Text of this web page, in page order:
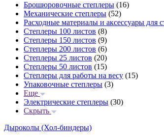
Брошюровочные степлеры (16)
Механические степлеры (52)
Расходные материалы и аксессуары для
Степлеры 100 листов (8)
Степлеры 150 листов (9)
Степлеры 200 листов (6)
Степлеры 25 листов (20)
Степлеры 50 листов (15)
Степлеры для работы на весу (15)
Упаковочные степлеры (3)
Еще
Электрические степлеры (30)
Скрыть
Дыроколы (Хол-биндеры)